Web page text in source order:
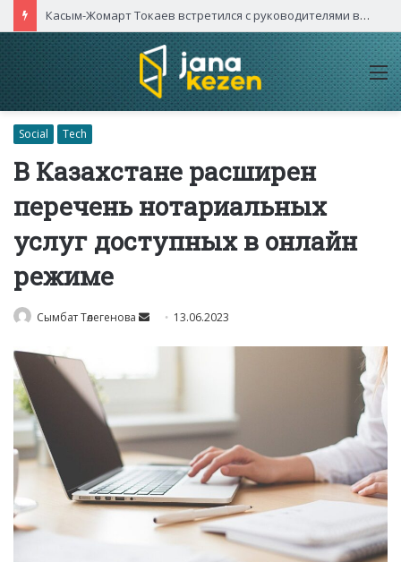
Касым-Жомарт Токаев встретился с руководителями высокотехнологичных компаний Китая
Social Tech
В Казахстане расширен
перечень нотариальных
услуг доступных в онлайн
режиме
Сымбат Төлегенова
Send 13.06.2023